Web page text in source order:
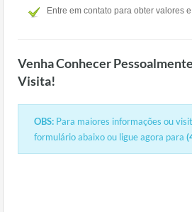
Entre em contato para obter valores
Venha Conhecer
Visita!
OBS: Para maiores informações ou
formulário abaixo ou ligue agora para